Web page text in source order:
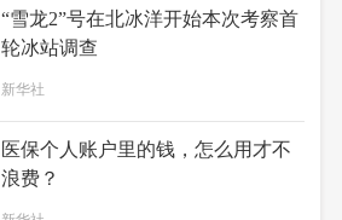
“雪龙2”号在北冰洋开始本次考察首
轮冰站调查
新华社
医保个人账户里的钱，怎么用才不
浪费？